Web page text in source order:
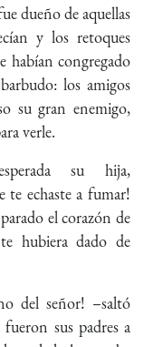
dueño de aquellas
y los retoques
habían congregado
los amigos
su gran enemigo,
verle.
su hija,
echaste a fumar!
el corazón de
hubiera dado de
del señor! –saltó
sus padres a